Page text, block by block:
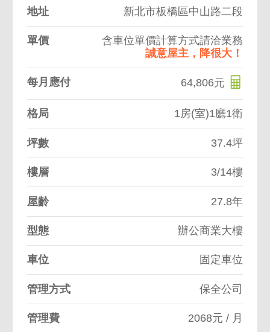
地址 新北市板橋區中山路二段
單價
含車位單價計算方式請洽業務
誠意屋主，降很大！
每月應付 64,806元
格局 1房(室)1廳1衛
坪數 37.4坪
樓層 3/14樓
屋齡 27.8年
型態 辦公商業大樓
車位 固定車位
管理方式 保全公司
管理費 2068元 / 月